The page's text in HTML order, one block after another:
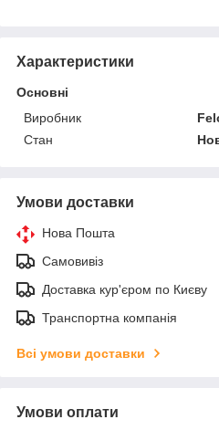
Характеристики
Основні
Виробник
Стан
Умови доставки
Нова Пошта
Самовивіз
Доставка кур'єром по Києву
Транспортна компанія
Всі умови доставки
Умови оплати